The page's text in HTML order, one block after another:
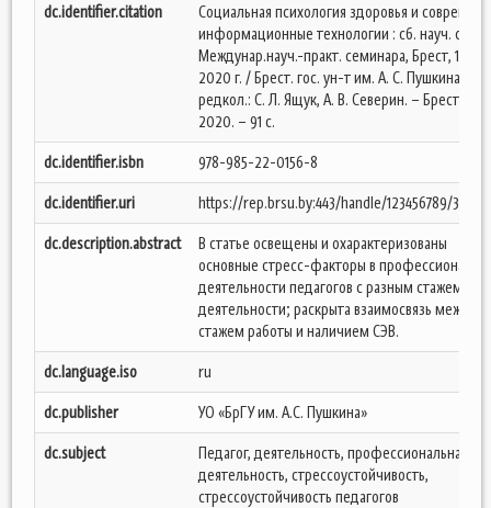
dc.identifier.citation
Социальная психология здоровья и
информационные технологии : сб. науч. ст. V
Междунар.науч.-практ. семинара, Брест, 15
2020 г. / Брест. гос. ун-т им. А. С. Пушкина ;
редкол.: С. Л. Ящук, А. В. Северин. – Брест :
2020. – 91 с.
dc.identifier.isbn
978-985-22-0156-8
dc.identifier.uri
https://rep.brsu.by:443/handle/123456789/3092
dc.description.abstract
В статье освещены и охарактеризованы
основные стресс-факторы в
деятельности педагогов с разным стажем
деятельности; раскрыта взаимосвязь между
стажем работы и наличием СЭВ.
dc.language.iso
ru
dc.publisher
УО «БрГУ им. А.С. Пушкина»
dc.subject
Педагог, деятельность, профессиональная
деятельность, стрессоустойчивость,
стрессоустойчивость педагогов